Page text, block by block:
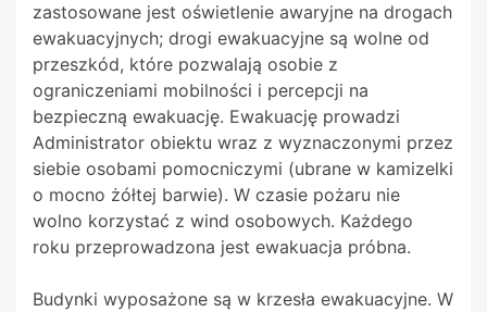
zastosowane jest oświetlenie awaryjne na drogach
ewakuacyjnych; drogi ewakuacyjne są wolne od
przeszkód, które pozwalają osobie z
ograniczeniami mobilności i percepcji na
bezpieczną ewakuację. Ewakuację prowadzi
Administrator obiektu wraz z wyznaczonymi przez
siebie osobami pomocniczymi (ubrane w kamizelki
o mocno żółtej barwie). W czasie pożaru nie
wolno korzystać z wind osobowych. Każdego
roku przeprowadzona jest ewakuacja próbna.
Budynki wyposażone są w krzesła ewakuacyjne. W